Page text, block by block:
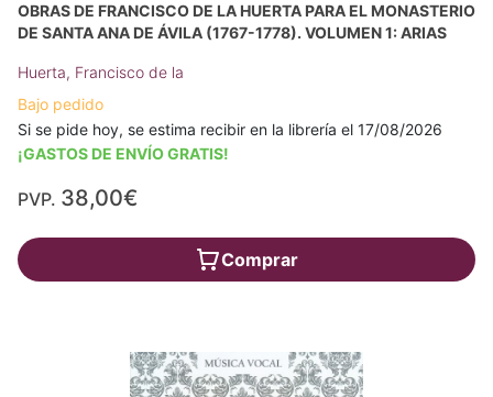
OBRAS DE FRANCISCO DE LA HUERTA PARA EL MONASTERIO
DE SANTA ANA DE ÁVILA (1767-1778). VOLUMEN 1: ARIAS
Huerta, Francisco de la
Bajo pedido
Si se pide hoy, se estima recibir en la librería el 17/08/2026
¡GASTOS DE ENVÍO GRATIS!
PVP. 38,00€
Comprar